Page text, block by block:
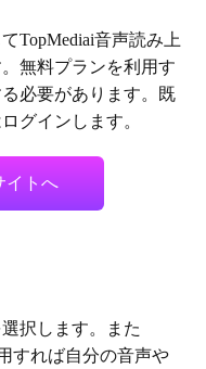
TopMediai音声読み上
無料プランを利用す
必要があります。既
グインします。
イトへ
択します。また
すれば自分の音声や